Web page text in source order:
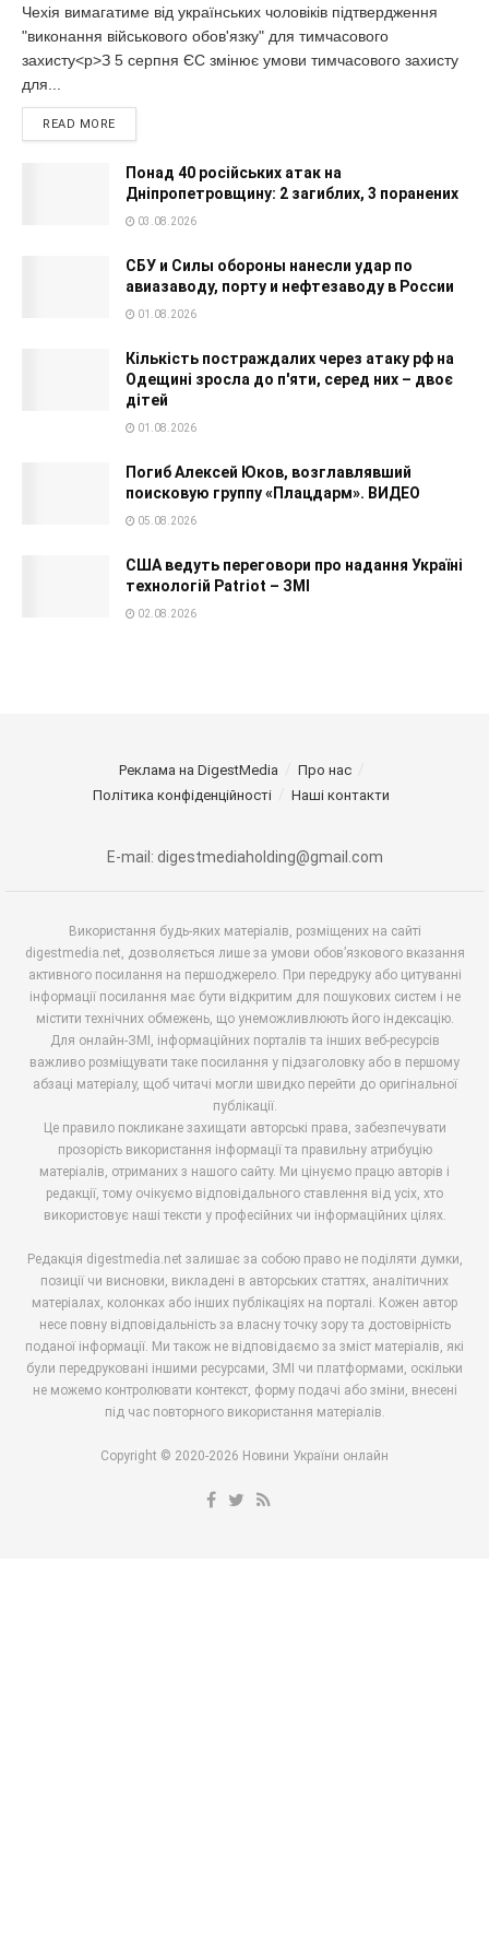
Чехія вимагатиме від українських чоловіків підтвердження
"виконання військового обов'язку" для тимчасового
захисту<p>З 5 серпня ЄС змінює умови тимчасового захисту
для...
READ MORE
Понад 40 російських атак на
Дніпропетровщину: 2 загиблих, 3 поранених
03.08.2026
СБУ и Силы обороны нанесли удар по
авиазаводу, порту и нефтезаводу в России
01.08.2026
Кількість постраждалих через атаку рф на
Одещині зросла до п'яти, серед них – двоє
дітей
01.08.2026
Погиб Алексей Юков, возглавлявший
поисковую группу «Плацдарм». ВИДЕО
05.08.2026
США ведуть переговори про надання Україні
технологій Patriot – ЗМІ
02.08.2026
Реклама на DigestMedia
Про нас
Політика конфіденційності
Наші контакти
E-mail: digestmediaholding@gmail.com
Використання будь-яких матеріалів, розміщених на сайті
digestmedia.net, дозволяється лише за умови обов’язкового вказання
активного посилання на першоджерело. При передруку або цитуванні
інформації посилання має бути відкритим для пошукових систем і не
містити технічних обмежень, що унеможливлюють його індексацію.
Для онлайн-ЗМІ, інформаційних порталів та інших веб-ресурсів
важливо розміщувати таке посилання у підзаголовку або в першому
абзаці матеріалу, щоб читачі могли швидко перейти до оригінальної
публікації.
Це правило покликане захищати авторські права, забезпечувати
прозорість використання інформації та правильну атрибуцію
матеріалів, отриманих з нашого сайту. Ми цінуємо працю авторів і
редакції, тому очікуємо відповідального ставлення від усіх, хто
використовує наші тексти у професійних чи інформаційних цілях.
Редакція digestmedia.net залишає за собою право не поділяти думки,
позиції чи висновки, викладені в авторських статтях, аналітичних
матеріалах, колонках або інших публікаціях на порталі. Кожен автор
несе повну відповідальність за власну точку зору та достовірність
поданої інформації. Ми також не відповідаємо за зміст матеріалів, які
були передруковані іншими ресурсами, ЗМІ чи платформами, оскільки
не можемо контролювати контекст, форму подачі або зміни, внесені
під час повторного використання матеріалів.
Copyright © 2020-2026 Новини України онлайн